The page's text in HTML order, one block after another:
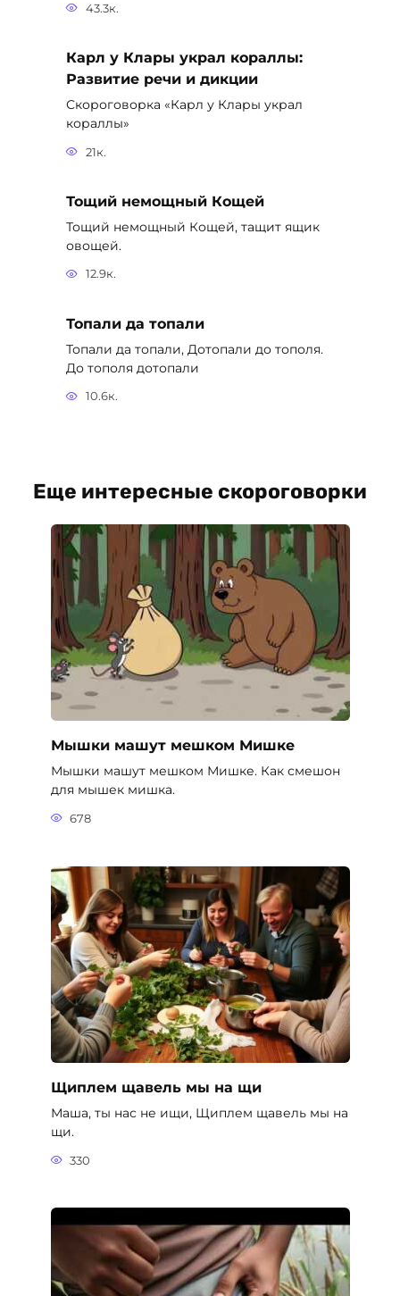
43.3к.
Карл у Клары украл кораллы:
Развитие речи и дикции
Скороговорка «Карл у Клары украл
кораллы»
21к.
Тощий немощный Кощей
Тощий немощный Кощей, тащит ящик
овощей.
12.9к.
Топали да топали
Топали да топали, Дотопали до тополя.
До тополя дотопали
10.6к.
Еще интересные скороговорки
Мышки машут мешком Мишке
Мышки машут мешком Мишке. Как смешон
для мышек мишка.
678
Щиплем щавель мы на щи
Маша, ты нас не ищи, Щиплем щавель мы на
щи.
330